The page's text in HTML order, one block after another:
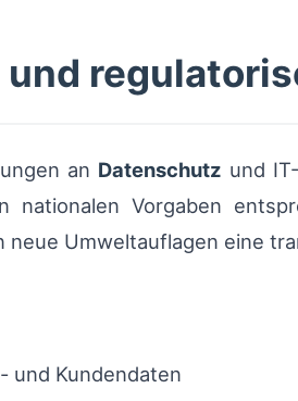
an Datenschutz und
nationalen Vorgaben
Umweltauflagen eine
und Kundendaten